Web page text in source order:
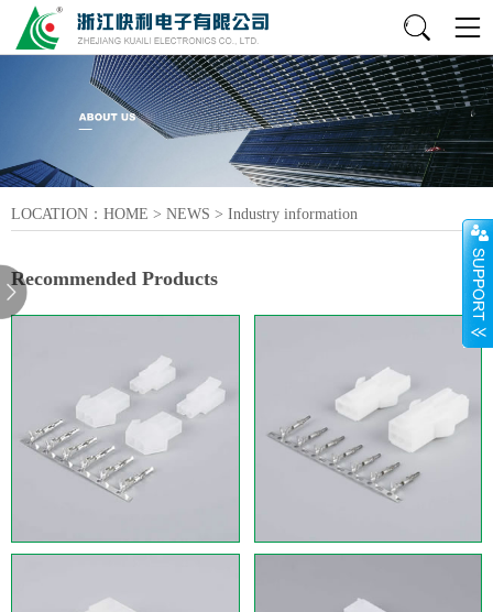
LOCATION： HOME > NEWS > Industry information
Recommended Products